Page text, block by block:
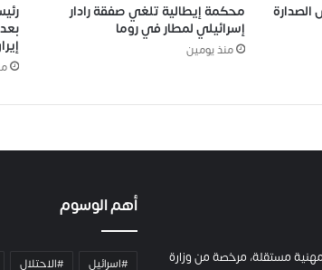
محكمة إيطالية تلغي صفقة رادار
إسرائيلي لمطار في روما
منذ يومين
مستقلة، مرخصة من وزارة
أهم الوسوم
#اسرائيل #الاحتلال